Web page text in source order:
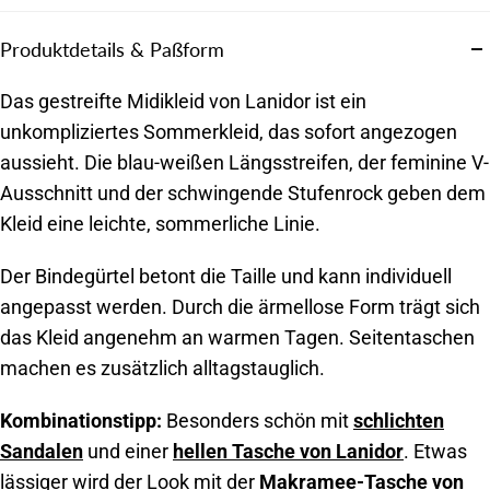
Produktdetails & Paßform
Das gestreifte Midikleid von Lanidor ist ein
unkompliziertes Sommerkleid, das sofort angezogen
aussieht. Die blau-weißen Längsstreifen, der feminine V-
Ausschnitt und der schwingende Stufenrock geben dem
Kleid eine leichte, sommerliche Linie.
Der Bindegürtel betont die Taille und kann individuell
angepasst werden. Durch die ärmellose Form trägt sich
das Kleid angenehm an warmen Tagen. Seitentaschen
machen es zusätzlich alltagstauglich.
Kombinationstipp: Besonders schön mit schlichten
Sandalen und einer hellen Tasche von Lanidor. Etwas
lässiger wird der Look mit der Makramee-Tasche von